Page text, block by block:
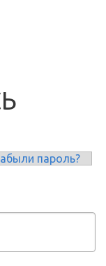
вкладка)
пароль?